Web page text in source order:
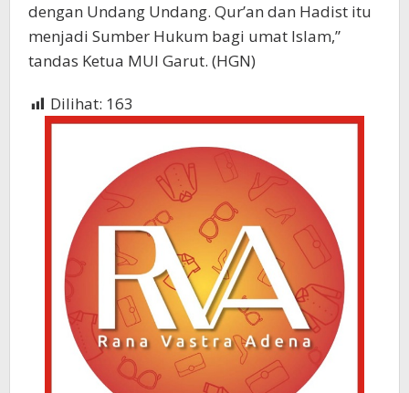
dengan Undang Undang. Qur’an dan Hadist itu
menjadi Sumber Hukum bagi umat Islam,”
tandas Ketua MUI Garut. (HGN)
Dilihat: 163